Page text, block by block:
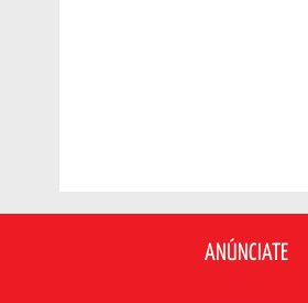
ANÚNCIATE